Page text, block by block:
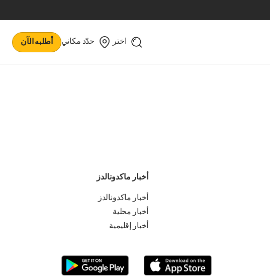
اختر حدّد مكاني أطلبه الآن
أخبار ماكدونالدز
أخبار ماكدونالدز
أخبار محلية
أخبار إقليمية